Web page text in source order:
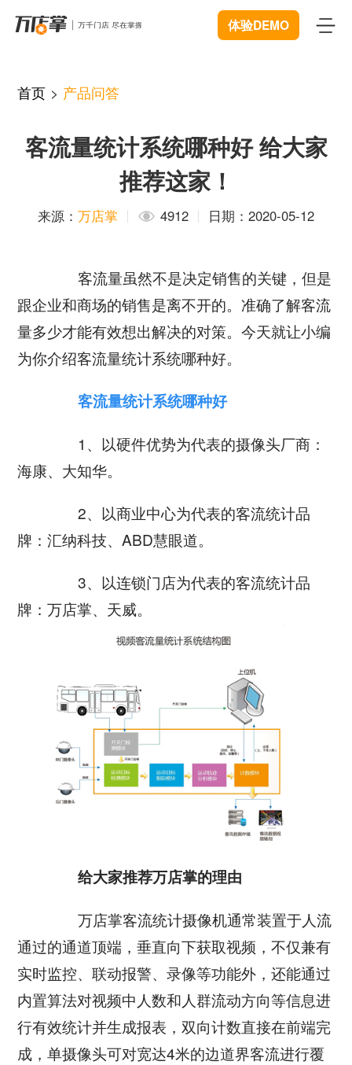
体验DEMO
智能巡店
商业BI
视频追溯
微信商城
AI识别检测
开店流程
电子合同
体验中心 New
数据赋能
智慧门店
服装行业
连锁药店
汽车服务
购物中心
美容养生
母婴行业
New
下载
公司新闻
行业干货
服务支持 New
企业文档 New
开发者中心
开放平台
联系我们
公司简介
企业文化
联系方式
合作与生态
岗位招聘
首页 > 产品问答
客流量统计系统哪种好 给大家
推荐这家！
来源： 万店掌 4912 日期：2020-05-12
客流量虽然不是决定销售的关键，但是
跟企业和商场的销售是离不开的。准确了解客流
量多少才能有效想出解决的对策。今天就让小编
为你介绍客流量统计系统哪种好。
客流量统计系统哪种好
1、以硬件优势为代表的摄像头厂商：
海康、大知华。
2、以商业中心为代表的客流统计品
牌：汇纳科技、ABD慧眼道。
3、以连锁门店为代表的客流统计品
牌：万店掌、天威。
给大家推荐万店掌的理由
万店掌客流统计摄像机通常装置于人流
通过的通道顶端，垂直向下获取视频，不仅兼有
实时监控、联动报警、录像等功能外，还能通过
内置算法对视频中人数和人群流动方向等信息进
行有效统计并生成报表，双向计数直接在前端完
成，单摄像头可对宽达4米的边道界客流进行覆